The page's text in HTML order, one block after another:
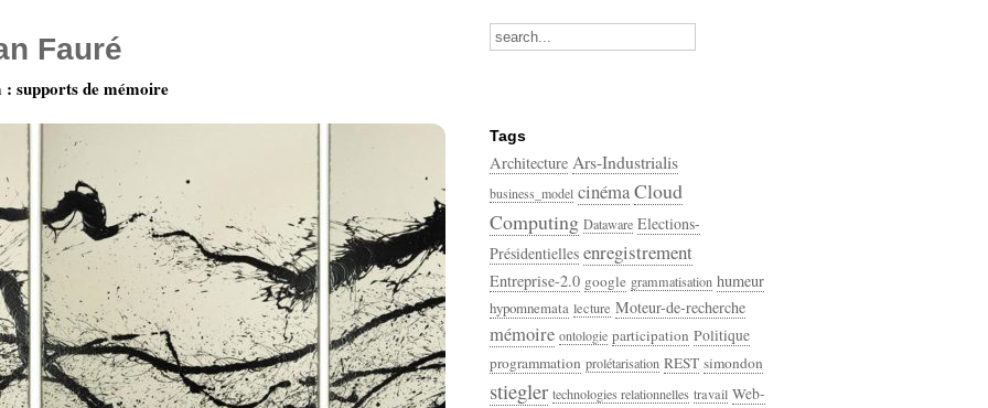
Fauré
supports de mémoire
Tags
Architecture Ars-Industrialis
business_model cinémaCloud
Computing Dataware Elections-
Présidentielles enregistrement
Entreprise-2.0 google grammatisation humeur
hypomnemata lecture Moteur-de-recherche
mémoire ontologie participation Politique
programmation prolétarisation REST simondon
stiegler technologies relationnelles travail Web-